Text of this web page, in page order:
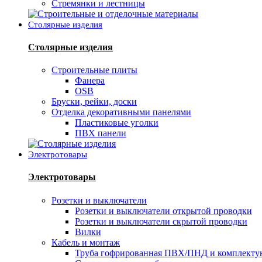
Стремянки и лестницы
Столярные изделия
Столярные изделия
Строительные плиты
Фанера
OSB
Бруски, рейки, доски
Отделка декоративными панелями
Пластиковые уголки
ПВХ панели
Электротовары
Электротовары
Розетки и выключатели
Розетки и выключатели открытой проводки
Розетки и выключатели скрытой проводки
Вилки
Кабель и монтаж
Труба гофрированная ПВХ/ПНД и